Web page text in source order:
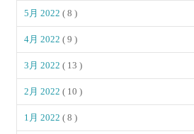
5月 2022( 8 )
4月 2022( 9 )
3月 2022( 13 )
2月 2022( 10 )
1月 2022( 8 )